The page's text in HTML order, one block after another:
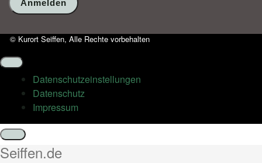
© Kurort Seiffen, Alle Rechte vorbehalten
Datenschutz­einstellungen
Datenschutz
Impressum
Schließen
Seiffen.de